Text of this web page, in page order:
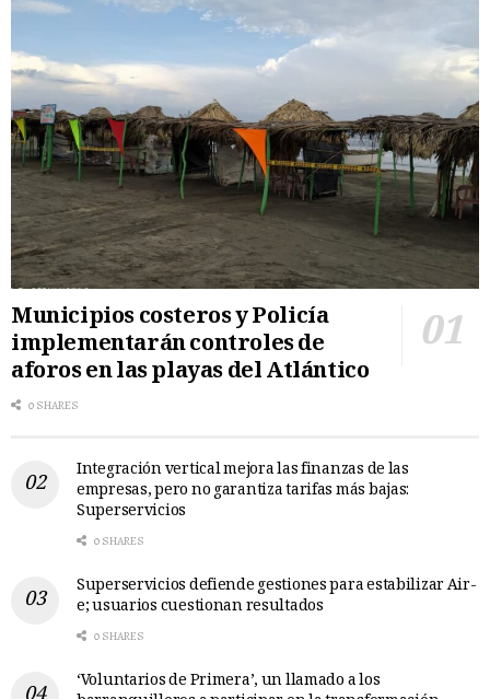
Municipios costeros y Policía
implementarán controles de
aforos en las playas del Atlántico
0 SHARES
Integración vertical mejora las finanzas de las
empresas, pero no garantiza tarifas más bajas:
Superservicios
0 SHARES
Superservicios defiende gestiones para estabilizar Air-
e; usuarios cuestionan resultados
0 SHARES
‘Voluntarios de Primera’, un llamado a los